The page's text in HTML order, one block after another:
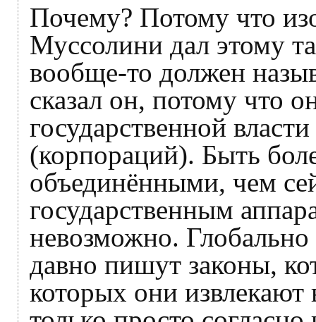
Почему? Потому что
Муссолини дал этому
вообще-то должен
сказал он, потому что
государственной
(корпораций). Быть
объединёнными, чем
государственным
невозможно.
давно пишут законы,
которых они